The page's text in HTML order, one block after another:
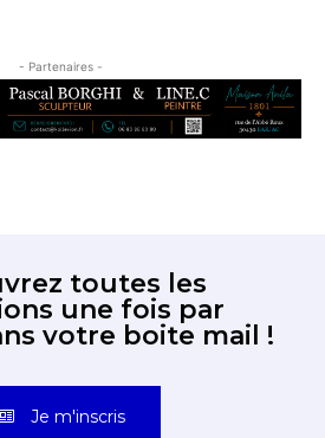
- Partenaires -
toutes les
une fois par
votre boite mail !
Je m'inscris